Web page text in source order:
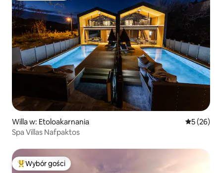
Willa w: Etoloakarnania Średnia
5 (26)
Spa Villas Nafpaktos
Najpopularniejsze z kategorii Wybór gości
Wybór gości